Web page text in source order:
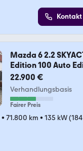
Kontakt
Mazda 6 2.2
Edition 100 Auto
22.900 €
Verhandlungsbasis
Fairer Preis
• 71.800 km • 135 kW (184